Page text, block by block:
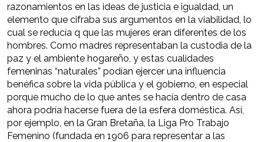
razonamientos en las ideas de justicia e igualdad, un
elemento que cifraba sus argumentos en la viabilidad, lo
cual se reducía q que las mujeres eran diferentes de los
hombres. Como madres representaban la custodia de la
paz y el ambiente hogareño, y estas cualidades
femeninas “naturales” podían ejercer una influencia
benéfica sobre la vida pública y el gobierno, en especial
porque mucho de lo que antes se hacía dentro de casa
ahora podría hacerse fuera de la esfera doméstica. Así,
por ejemplo, en la Gran Bretaña, la Liga Pro Trabajo
Femenino (fundada en 1906 para representar a las